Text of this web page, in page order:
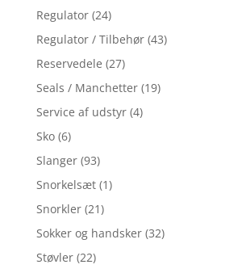
Regulator (24)
Regulator / Tilbehør (43)
Reservedele (27)
Seals / Manchetter (19)
Service af udstyr (4)
Sko (6)
Slanger (93)
Snorkelsæt (1)
Snorkler (21)
Sokker og handsker (32)
Støvler (22)